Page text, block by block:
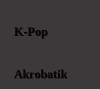
K-Pop
Akrobatik